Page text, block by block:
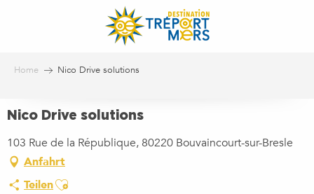
Home Nico Drive solutions
Nico Drive solutions
103 Rue de la République, 80220 Bouvaincourt-sur-Bresle
Anfahrt
TeilenAjouter aux favoris